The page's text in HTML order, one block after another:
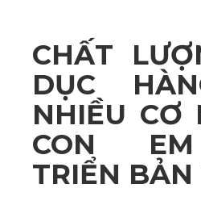
CHẤT
DỤC
NHIỀU CƠ
CON
TRIỂN